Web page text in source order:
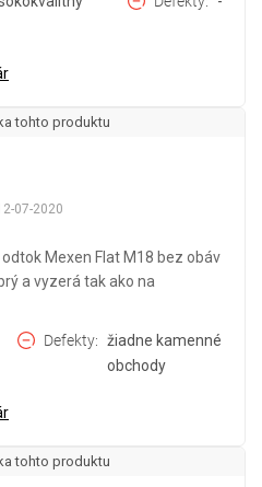
tohto produktu
07-2020
Mexen Flat M18 bez obáv
a vyzerá tak ako na
Defekty
žiadne kamenné
obchody
tohto produktu